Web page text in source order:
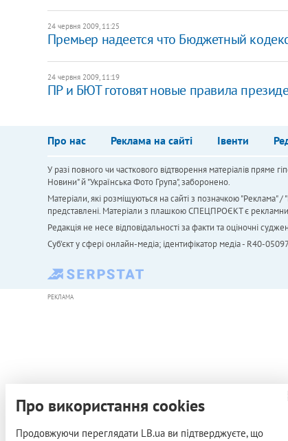
24 червня 2009, 11:25
Премьер надеется что Бюджетный
24 червня 2009, 11:19
ПР и БЮТ готовят новые правила
Про нас Реклама на сайті Івенти
У разі повного чи часткового відтворення матеріалів пряме
Новини" й "Українська Фото Група", заборонено.
Матеріали, які розміщуються на сайті з позначкою
представлені. Матеріали з плашкою СПЕЦПРОЄКТ є
Редакція не несе відповідальності за факти та оціночні
Cуб'єкт у сфері онлайн-медіа; ідентифікатор медіа - R40-
РЕКЛАМА
Про використання cookies
Продовжуючи переглядати LB.ua ви підтверджуєте, що